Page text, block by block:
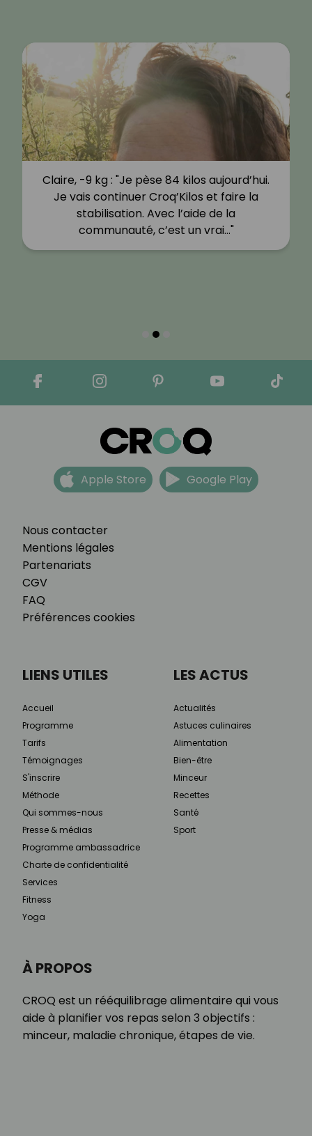
Claire, -9 kg : "Je pèse 84 kilos aujourd’hui.
Je vais continuer Croq’Kilos et faire la
stabilisation. Avec l’aide de la
communauté, c’est un vrai…"
Nous contacter
Mentions légales
Partenariats
CGV
FAQ
Préférences cookies
Apple Store Google Play
À PROPOS
CROQ est un rééquilibrage alimentaire qui vous
aide à planifier vos repas selon 3 objectifs :
minceur, maladie chronique, étapes de vie.
LIENS UTILES
Accueil
Programme
Tarifs
Témoignages
S'inscrire
Méthode
Qui sommes-nous
Presse & médias
Programme ambassadrice
Charte de confidentialité
Services
Fitness
Yoga
LES ACTUS
Actualités
Astuces culinaires
Alimentation
Bien-être
Minceur
Recettes
Santé
Sport